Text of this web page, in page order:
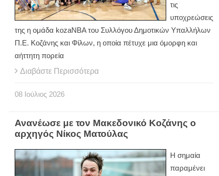
τις
υποχρεώσεις
της η ομάδα kozaNBA του Συλλόγου Δημοτικών Υπαλλήλων
Π.Ε. Κοζάνης και Φίλων, η οποία πέτυχε μια όμορφη και
αήττητη πορεία
Διαβάστε Περισσότερα
08 Ιούλιος 2026
Ανανέωσε με τον Μακεδονικό Κοζάνης ο
αρχηγός Νίκος Ματούλας
Η σημαία
παραμένει